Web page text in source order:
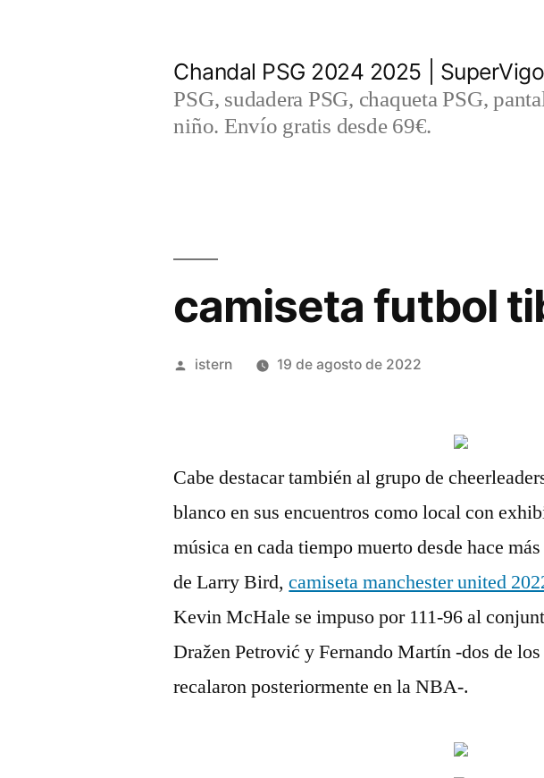
Chandal PSG 2024 2025 | SuperVigo
PSG, sudadera PSG, chaqueta PSG,
niño. Envío gratis desde 69€.
camiseta futbol
Publicado
istern 19 de agosto de 2022
Cabe destacar también al grupo de
blanco en sus encuentros como local con
música en cada tiempo muerto desde hace
de Larry Bird,camiseta manchester united
Kevin McHale se impuso por 111-96 al
Dražen Petrović y Fernando Martín -dos de
recalaron posteriormente en la NBA-.